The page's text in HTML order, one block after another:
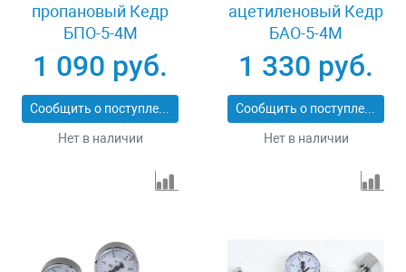
пропановый Кедр
БПО-5-4М
1 090 руб.
Сообщить о поступлении
Нет в наличии
ацетиленовый Кедр
БАО-5-4М
1 330 руб.
Сообщить о поступлении
Нет в наличии